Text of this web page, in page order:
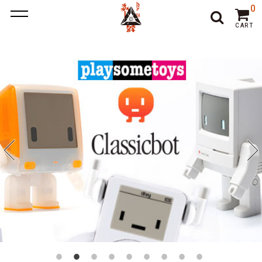
ポーカー アプリ おすすめ
ポー
カーアプリ おすすめ
オンラインポーカー
CART
0